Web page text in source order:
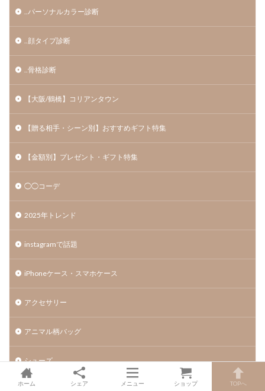
..パーソナルカラー診断
..顔タイプ診断
..骨格診断
【大阪/鶴橋】コリアンタウン
【贈る相手・シーン別】おすすめギフト特集
【金額別】プレゼント・ギフト特集
◯◯コーデ
2025年トレンド
instagramで話題
iPhoneケース・スマホケース
アクセサリー
アニマル柄バッグ
シューズ
ホーム シェア メニュー ショップ TOPへ